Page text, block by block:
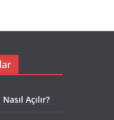
Açılır?